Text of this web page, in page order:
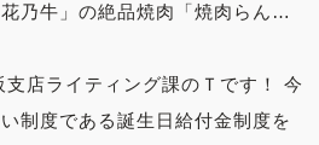
乃牛」の絶品焼肉「焼肉らん…
店ライティング課のＴです！ 今
制度である誕生日給付金制度を